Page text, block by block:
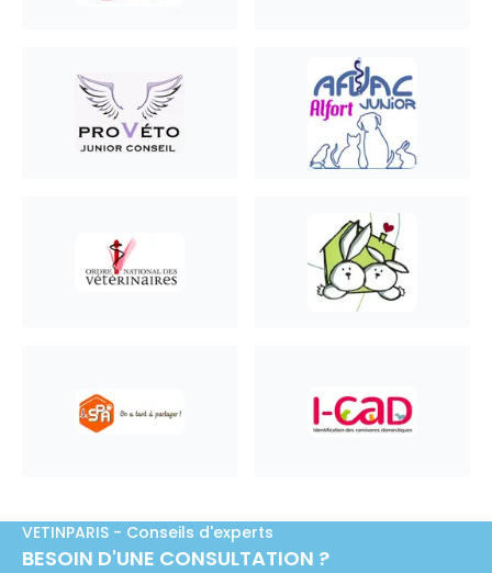
VETINPARIS - Conseils d'experts
BESOIN D'UNE CONSULTATION ?